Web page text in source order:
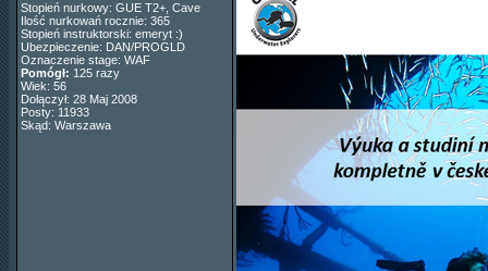
Stopień nurkowy: GUE T2+, Cave
Ilość nurkowań rocznie: 365
Stopień instruktorski: emeryt :)
Ubezpieczenie: DAN/PROGLD
Oznaczenie stage: WAF
Pomógł: 125 razy
Wiek: 56
Dołączył: 28 Maj 2008
Posty: 11933
Skąd: Warszawa